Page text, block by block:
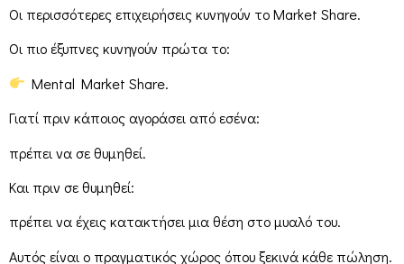
Οι περισσότερες επιχειρήσεις κυνηγούν το Market Share.
Οι πιο έξυπνες κυνηγούν πρώτα το:
Mental Market Share.
Γιατί πριν κάποιος αγοράσει από εσένα:
πρέπει να σε θυμηθεί.
Και πριν σε θυμηθεί:
πρέπει να έχεις κατακτήσει μια θέση στο μυαλό του.
Αυτός είναι ο πραγματικός χώρος όπου ξεκινά κάθε πώληση.